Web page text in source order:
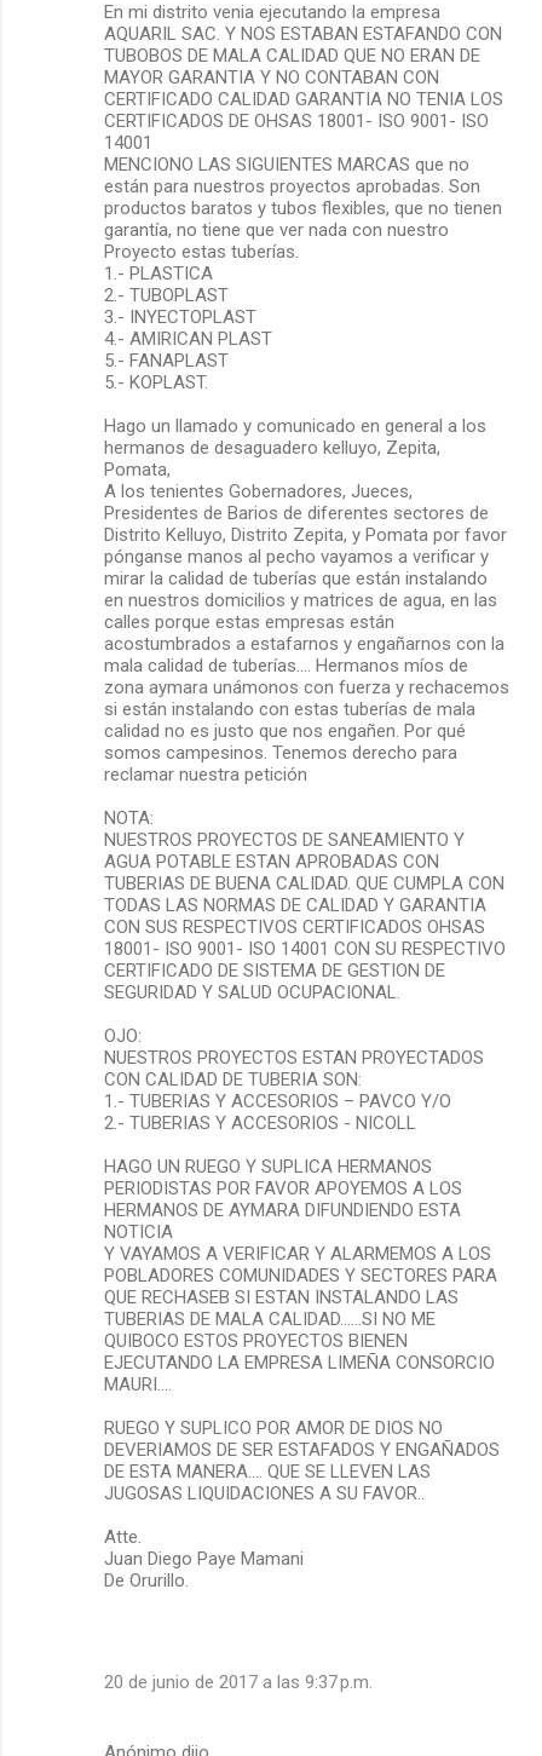
En mi distrito venia ejecutando la empresa
AQUARIL SAC. Y NOS ESTABAN ESTAFANDO CON
TUBOBOS DE MALA CALIDAD QUE NO ERAN DE
MAYOR GARANTIA Y NO CONTABAN CON
CERTIFICADO CALIDAD GARANTIA NO TENIA LOS
CERTIFICADOS DE OHSAS 18001- ISO 9001- ISO
14001
MENCIONO LAS SIGUIENTES MARCAS que no
están para nuestros proyectos aprobadas. Son
productos baratos y tubos flexibles, que no tienen
garantía, no tiene que ver nada con nuestro
Proyecto estas tuberías.
1.- PLASTICA
2.- TUBOPLAST
3.- INYECTOPLAST
4.- AMIRICAN PLAST
5.- FANAPLAST
5.- KOPLAST.
Hago un llamado y comunicado en general a los
hermanos de desaguadero kelluyo, Zepita,
Pomata,
A los tenientes Gobernadores, Jueces,
Presidentes de Barios de diferentes sectores de
Distrito Kelluyo, Distrito Zepita, y Pomata por favor
pónganse manos al pecho vayamos a verificar y
mirar la calidad de tuberías que están instalando
en nuestros domicilios y matrices de agua, en las
calles porque estas empresas están
acostumbrados a estafarnos y engañarnos con la
mala calidad de tuberías…. Hermanos míos de
zona aymara unámonos con fuerza y rechacemos
si están instalando con estas tuberías de mala
calidad no es justo que nos engañen. Por qué
somos campesinos. Tenemos derecho para
reclamar nuestra petición
NOTA:
NUESTROS PROYECTOS DE SANEAMIENTO Y
AGUA POTABLE ESTAN APROBADAS CON
TUBERIAS DE BUENA CALIDAD. QUE CUMPLA CON
TODAS LAS NORMAS DE CALIDAD Y GARANTIA
CON SUS RESPECTIVOS CERTIFICADOS OHSAS
18001- ISO 9001- ISO 14001 CON SU RESPECTIVO
CERTIFICADO DE SISTEMA DE GESTION DE
SEGURIDAD Y SALUD OCUPACIONAL.
OJO:
NUESTROS PROYECTOS ESTAN PROYECTADOS
CON CALIDAD DE TUBERIA SON:
1.- TUBERIAS Y ACCESORIOS – PAVCO Y/O
2.- TUBERIAS Y ACCESORIOS - NICOLL
HAGO UN RUEGO Y SUPLICA HERMANOS
PERIODISTAS POR FAVOR APOYEMOS A LOS
HERMANOS DE AYMARA DIFUNDIENDO ESTA
NOTICIA
Y VAYAMOS A VERIFICAR Y ALARMEMOS A LOS
POBLADORES COMUNIDADES Y SECTORES PARA
QUE RECHASEB SI ESTAN INSTALANDO LAS
TUBERIAS DE MALA CALIDAD……SI NO ME
QUIBOCO ESTOS PROYECTOS BIENEN
EJECUTANDO LA EMPRESA LIMEÑA CONSORCIO
MAURI….
RUEGO Y SUPLICO POR AMOR DE DIOS NO
DEVERIAMOS DE SER ESTAFADOS Y ENGAÑADOS
DE ESTA MANERA…. QUE SE LLEVEN LAS
JUGOSAS LIQUIDACIONES A SU FAVOR..
Atte.
Juan Diego Paye Mamani
De Orurillo.
20 de junio de 2017 a las 9:37 p.m.